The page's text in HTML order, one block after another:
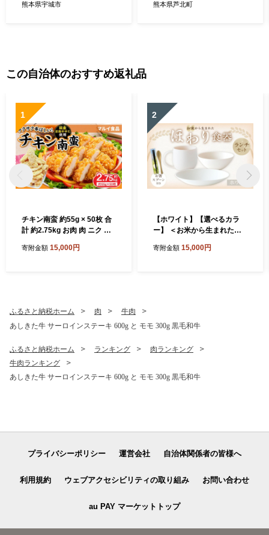
熊本県宇城市 熊本県芦北町
この自治体のおすすめ返礼品
1
チキン南蛮 約55g × 50枚 合
計 約2.75kg お肉 肉 ニク に
キン 南蛮 若鶏 国産 国産若鶏
寄附金額 15,000円
2
【ホワイト】【選べるカラ
ー】 ＜お米から生まれた＞
10プレート、ボウル、マグ
寄附金額 15,000円
ふるさと納税ホーム 肉
牛肉
あしきた牛 サーロインステーキ 600g と モモ 300g 黒毛和牛
ふるさと納税ホーム ランキング
肉ランキング
牛肉ランキング
あしきた牛 サーロインステーキ 600g と モモ 300g 黒毛和牛
プライバシーポリシー 運営会社 自治体関係者の皆様へ
利用規約 ウェブアクセシビリティの取り組み お問い合わせ
au PAY マーケットトップ